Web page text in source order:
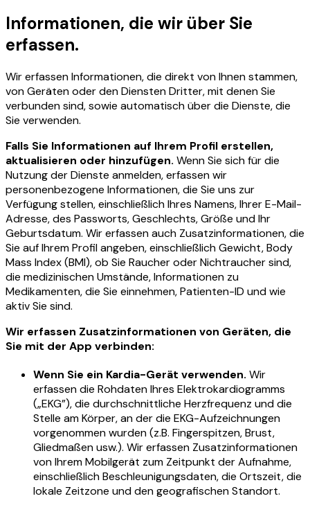
Informationen, die wir über Sie
erfassen.
Wir erfassen Informationen, die direkt von Ihnen stammen,
von Geräten oder den Diensten Dritter, mit denen Sie
verbunden sind, sowie automatisch über die Dienste, die
Sie verwenden.
Falls Sie Informationen auf Ihrem Profil erstellen,
aktualisieren oder hinzufügen. Wenn Sie sich für die
Nutzung der Dienste anmelden, erfassen wir
personenbezogene Informationen, die Sie uns zur
Verfügung stellen, einschließlich Ihres Namens, Ihrer E-Mail-
Adresse, des Passworts, Geschlechts, Größe und Ihr
Geburtsdatum. Wir erfassen auch Zusatzinformationen, die
Sie auf Ihrem Profil angeben, einschließlich Gewicht, Body
Mass Index (BMI), ob Sie Raucher oder Nichtraucher sind,
die medizinischen Umstände, Informationen zu
Medikamenten, die Sie einnehmen, Patienten-ID und wie
aktiv Sie sind.
Wir erfassen Zusatzinformationen von Geräten, die
Sie mit der App verbinden:
Wenn Sie ein Kardia-Gerät verwenden. Wir
erfassen die Rohdaten Ihres Elektrokardiogramms
(„EKG”), die durchschnittliche Herzfrequenz und die
Stelle am Körper, an der die EKG-Aufzeichnungen
vorgenommen wurden (z.B. Fingerspitzen, Brust,
Gliedmaßen usw.). Wir erfassen Zusatzinformationen
von Ihrem Mobilgerät zum Zeitpunkt der Aufnahme,
einschließlich Beschleunigungsdaten, die Ortszeit, die
lokale Zeitzone und den geografischen Standort.